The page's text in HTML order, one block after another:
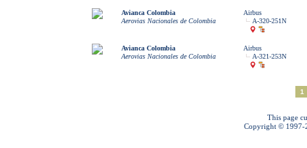
Avianca Colombia
Aerovias Nacionales de Colombia
Airbus
A-320-251N
Avianca Colombia
Aerovias Nacionales de Colombia
Airbus
A-321-253N
1
This page
Copyright © 1997-